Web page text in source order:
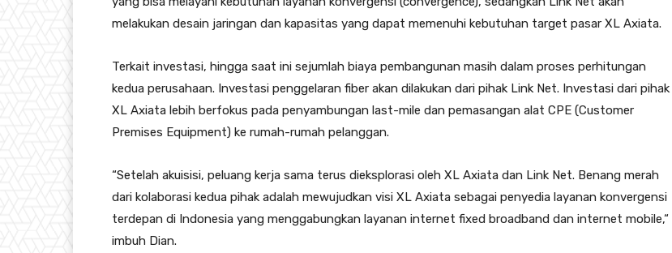
melakukan desain jaringan dan kapasitas yang dapat memenuhi kebutuhan target pasar XL Axiata.
Terkait investasi, hingga saat ini sejumlah biaya pembangunan masih dalam proses perhitungan
kedua perusahaan. Investasi penggelaran fiber akan dilakukan dari pihak Link Net. Investasi dari pihak
XL Axiata lebih berfokus pada penyambungan last-mile dan pemasangan alat CPE (Customer
Premises Equipment) ke rumah-rumah pelanggan.
“Setelah akuisisi, peluang kerja sama terus dieksplorasi oleh XL Axiata dan Link Net. Benang merah
dari kolaborasi kedua pihak adalah mewujudkan visi XL Axiata sebagai penyedia layanan konvergensi
terdepan di Indonesia yang menggabungkan layanan internet fixed broadband dan internet mobile,“
imbuh Dian.